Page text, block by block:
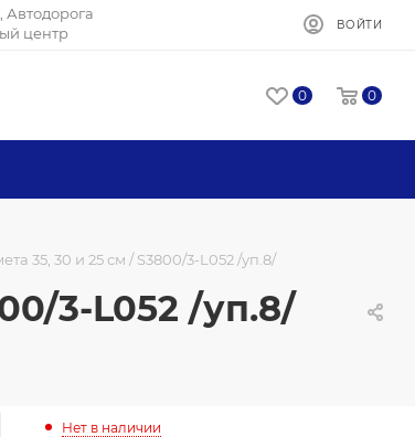
Автодорога
центр
ВОЙТИ
0 0
35, 30 и 25 см / S3800/3-L052 /уп.8/
3-L052 /уп.8/
Нет в наличии